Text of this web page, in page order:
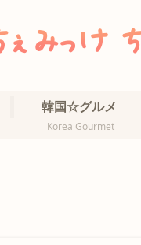
韓国☆グルメ
Korea Gourmet